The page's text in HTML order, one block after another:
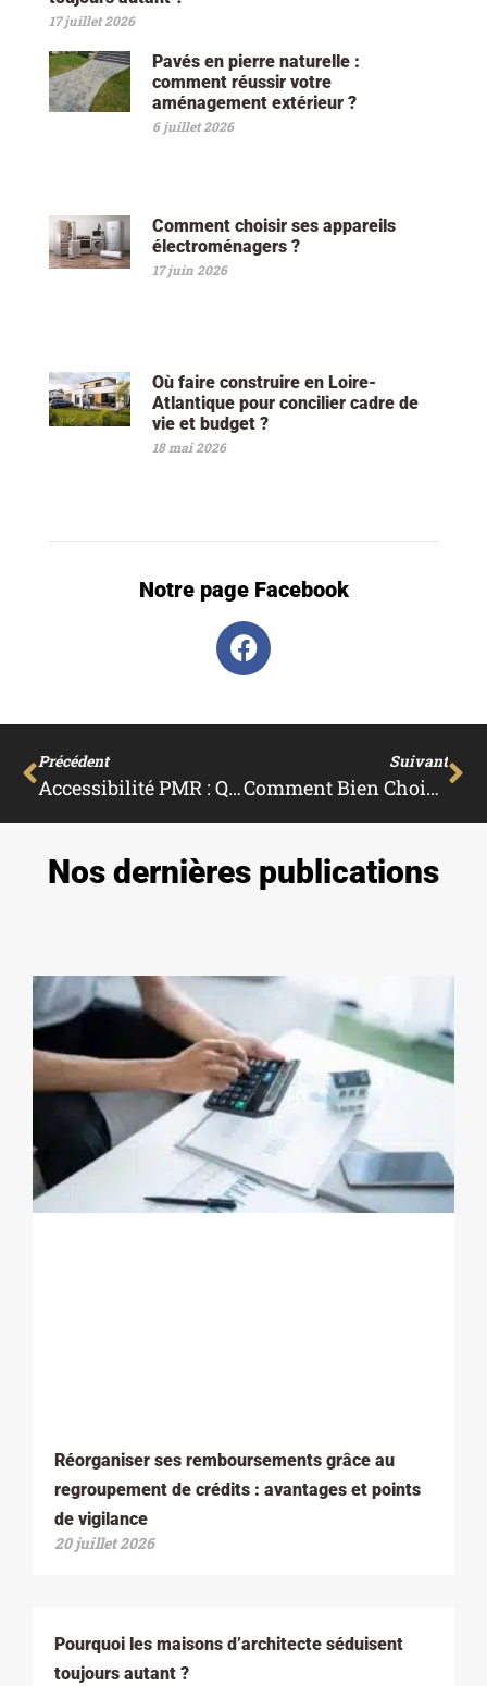
17 juillet 2026
Pavés en pierre naturelle :
comment réussir votre
aménagement extérieur ?
6 juillet 2026
Comment choisir ses appareils
électroménagers ?
17 juin 2026
Où faire construire en Loire-
Atlantique pour concilier cadre de
vie et budget ?
18 mai 2026
Notre page Facebook
Précédent
Accessibilité PMR : Quelle Est La Largeur D’un Couloir ?
Suivant
Comment Bien Choisir Sa Molette Pour Le Carrelage ?
Nos dernières publications
Réorganiser ses remboursements grâce au
regroupement de crédits : avantages et points
de vigilance
20 juillet 2026
Pourquoi les maisons d’architecte séduisent
toujours autant ?